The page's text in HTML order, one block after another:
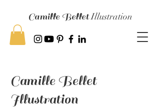
Camille BelletIllustration
Camille Bellet
Illustration